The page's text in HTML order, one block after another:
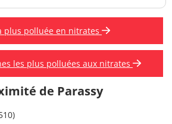
plus polluée en nitrates
les plus polluées aux nitrates
de Parassy